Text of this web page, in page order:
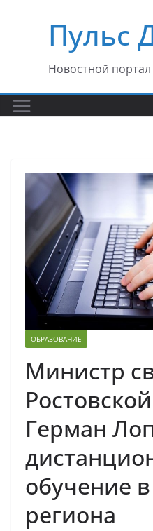
содержимомуПульс
Новостной
ОБРАЗОВАНИЕ
Министр
Герман
обучение
региона